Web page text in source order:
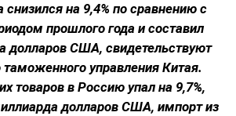
снизился на 9,4% по сравнению с
прошлого года и составил
долларов США, свидетельствуют
управления Китая.
товаров в Россию упал на 9,7%,
долларов США, импорт из